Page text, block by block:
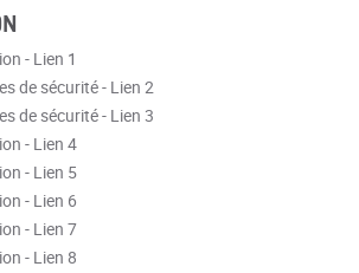
- Lien 1
de sécurité - Lien 2
de sécurité - Lien 3
- Lien 4
- Lien 5
- Lien 6
- Lien 7
- Lien 8